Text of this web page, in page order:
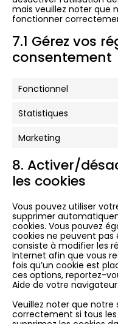
mais veuillez noter que
fonctionner
7.1 Gérez vos
consentement
Fonctionnel
Statistiques
Marketing
8. Activer/
les cookies
Vous pouvez utiliser
supprimer
cookies. Vous pouvez
cookies ne peuvent pas
consiste à modifier les
Internet afin que vous
fois qu’un cookie est
ces options, reportez-
Aide de votre navigateur.
Veuillez noter que
correctement si tous les